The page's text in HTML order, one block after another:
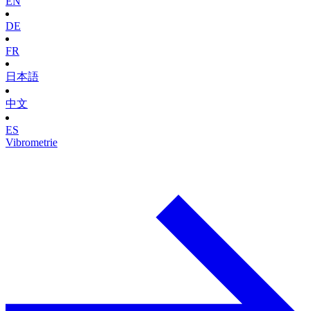
DE
FR
日本語
中文
ES
Vibrometrie